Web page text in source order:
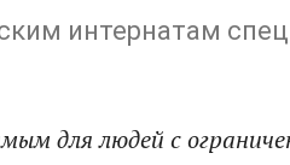
интернатам
для людей с